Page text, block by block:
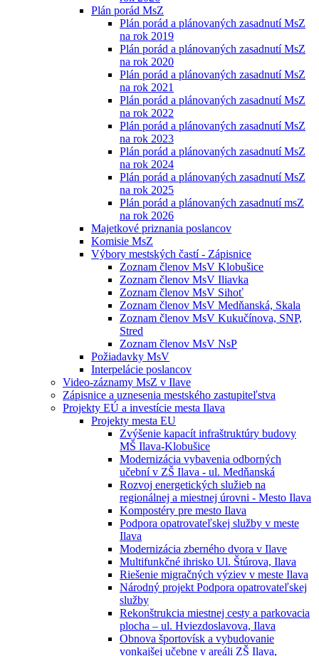
Plán porád MsZ
Plán porád a plánovaných zasadnutí MsZ
na rok 2019
Plán porád a plánovaných zasadnutí MsZ
na rok 2020
Plán porád a plánovaných zasadnutí MsZ
na rok 2021
Plán porád a plánovaných zasadnutí MsZ
na rok 2022
Plán porád a plánovaných zasadnutí MsZ
na rok 2023
Plán porád a plánovaných zasadnutí MsZ
na rok 2024
Plán porád a plánovaných zasadnutí MsZ
na rok 2025
Plán porád a plánovaných zasadnutí msZ
na rok 2026
Majetkové priznania poslancov
Komisie MsZ
Výbory mestských častí - Zápisnice
Zoznam členov MsV Klobušice
Zoznam členov MsV Iliavka
Zoznam členov MsV Sihoť
Zoznam členov MsV Medňanská, Skala
Zoznam členov MsV Kukučínova, SNP,
Stred
Zoznam členov MsV NsP
Požiadavky MsV
Interpelácie poslancov
Video-záznamy MsZ v Ilave
Zápisnice a uznesenia mestského zastupiteľstva
Projekty EÚ a investície mesta Ilava
Projekty mesta EU
Zvýšenie kapacít infraštruktúry budovy
MŠ Ilava-Klobušice
Modernizácia vybavenia odborných
učební v ZŠ Ilava - ul. Medňanská
Rozvoj energetických služieb na
regionálnej a miestnej úrovni - Mesto Ilava
Kompostéry pre mesto Ilava
Podpora opatrovateľskej služby v meste
Ilava
Modernizácia zberného dvora v Ilave
Multifunkčné ihrisko Ul. Štúrova, Ilava
Riešenie migračných výziev v meste Ilava
Národný projekt Podpora opatrovateľskej
služby
Rekonštrukcia miestnej cesty a parkovacia
plocha – ul. Hviezdoslavova, Ilava
Obnova športovísk a vybudovanie
vonkajšej učebne v areáli ZŠ Ilava,